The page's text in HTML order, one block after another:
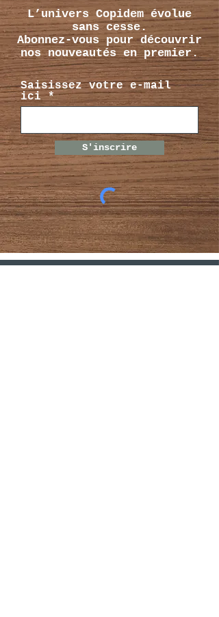
L’univers Copidem évolue
sans cesse.
Abonnez-vous pour découvrir
nos nouveautés en premier.
Saisissez votre e-mail
ici
S'inscrire